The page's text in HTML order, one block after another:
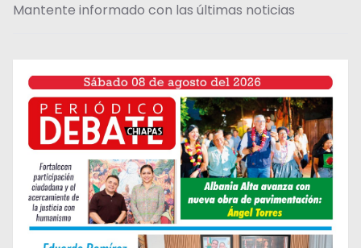
Mantente informado con las últimas noticias